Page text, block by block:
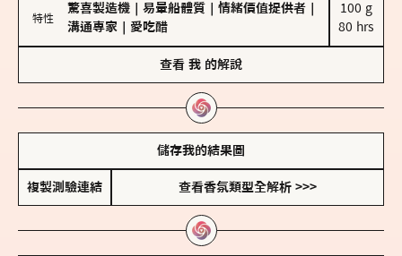
特性
驚喜製造機 易暈船體質 情緒價值提供者
溝通專家
愛吃醋
100 g
80 hrs
查看 我 的解說
儲存我的結果圖
複製測驗連結 查看香氛類型全解析 >>>